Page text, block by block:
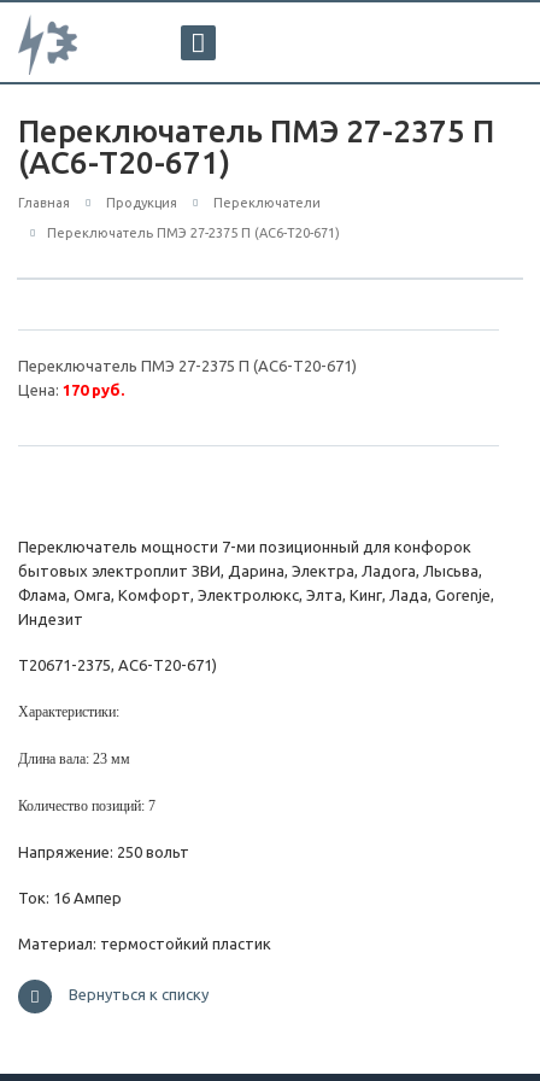
Переключатель ПМЭ 27-2375 П
(АС6-Т20-671)
Главная Продукция Переключатели
Переключатель ПМЭ 27-2375 П (АС6-Т20-671)
Переключатель ПМЭ 27-2375 П (АС6-Т20-671)
Цена: 170 руб.
Переключатель мощности 7-ми позиционный для конфорок
бытовых электроплит ЗВИ, Дарина, Электра, Ладога, Лысьва,
Флама, Омга, Комфорт, Электролюкс, Элта, Кинг, Лада, Gorenje,
Индезит
Т20671-2375, АС6-Т20-671)
Характеристики:
Длина вала: 23 мм
Количество позиций: 7
Напряжение: 250 вольт
Ток: 16 Ампер
Материал: термостойкий пластик
Вернуться к списку